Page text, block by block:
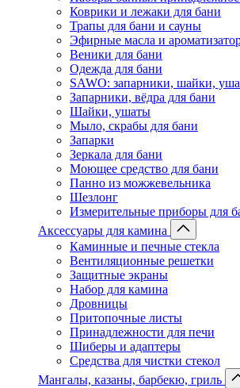
Коврики и лежаки для бани
Трапы для бани и сауны
Эфирные масла и
Веники для бани
Одежда для бани
SAWO: запарники, шайки,
Запарники, вёдра для бани
Шайки, ушаты
Мыло, скрабы для бани
Запарки
Зеркала для бани
Моющее средство для бани
Панно из можжевельника
Шезлонг
Измерительные приборы для
Аксессуары для камина
Каминные и печные стекла
Вентиляционные решетки
Защитные экраны
Набор для камина
Дровницы
Притопочные листы
Принадлежности для печи
Шиберы и адаптеры
Средства для чистки стекол
Мангалы, казаны, барбекю, гриль